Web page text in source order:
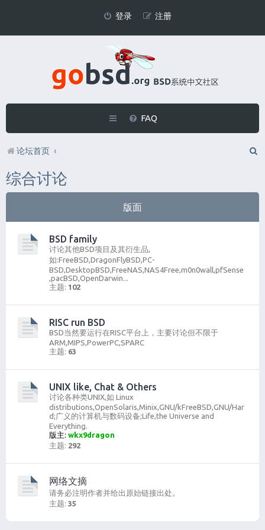
登录 注册
FAQ
论坛首页
综合讨论
版面
BSD family
讨论其他BSD项目及其衍生品,
如:FreeBSD,DragonFlyBSD,PC-
BSD,DesktopBSD,FreeNAS,NAS4Free,m0n0wall,pfSense
,pacBSD,OpenDarwin...
主题: 102
RISC run BSD
BSD当然要运行在RISC平台上，主要讨论但不限于
ARM,MIPS,PowerPC,SPARC
主题: 63
UNIX like, Chat & Others
讨论各种类UNIX,如 Linux
distributions,OpenSolaris,Minix,GNU/kFreeBSD,GNU/Har
d;广义的计算机与数码设备;Life,the Universe and
Everything.
版主: wkx9dragon
主题: 292
网络文摘
请务必注明作者并给出原始链接出处。
主题: 35